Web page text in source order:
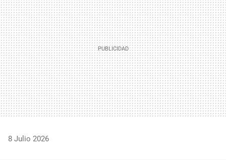
8 Julio 2026